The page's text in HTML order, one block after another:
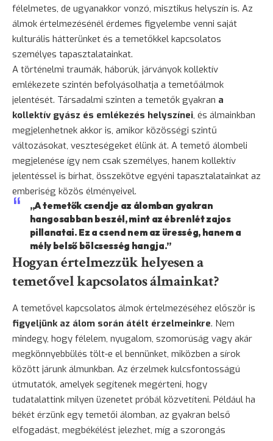
félelmetes, de ugyanakkor vonzó, misztikus helyszín is. Az
álmok értelmezésénél érdemes figyelembe venni saját
kulturális hátterünket és a temetőkkel kapcsolatos
személyes tapasztalatainkat.
A történelmi traumák, háborúk, járványok kollektív
emlékezete szintén befolyásolhatja a temetőálmok
jelentését. Társadalmi szinten a temetők gyakran a
kollektív gyász és emlékezés helyszínei, és álmainkban
megjelenhetnek akkor is, amikor közösségi szintű
változásokat, veszteségeket élünk át. A temető álombeli
megjelenése így nem csak személyes, hanem kollektív
jelentéssel is bírhat, összekötve egyéni tapasztalatainkat az
emberiség közös élményeivel.
„A temetők csendje az álomban gyakran
hangosabban beszél, mint az ébrenlét zajos
pillanatai. Ez a csend nem az üresség, hanem a
mély belső bölcsesség hangja.”
Hogyan értelmezzük helyesen a
temetővel kapcsolatos álmainkat?
A temetővel kapcsolatos álmok értelmezéséhez először is
figyeljünk az álom során átélt érzelmeinkre. Nem
mindegy, hogy félelem, nyugalom, szomorúság vagy akár
megkönnyebbülés tölt-e el bennünket, miközben a sírok
között járunk álmunkban. Az érzelmek kulcsfontosságú
útmutatók, amelyek segítenek megérteni, hogy
tudatalattink milyen üzenetet próbál közvetíteni. Például ha
békét érzünk egy temetői álomban, az gyakran belső
elfogadást, megbékélést jelezhet, míg a szorongás